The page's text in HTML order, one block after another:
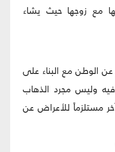
مع زوجها حيث يشاء
الوطن مع البناء على
وليس مجرد الذهاب
مستلزماً للأعراض عن